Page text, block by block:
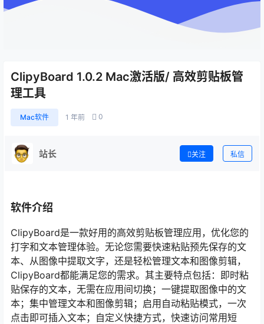
ClipyBoard 1.0.2 Mac激活版/ 高效剪贴板管
理工具
Mac软件 1 年前 0
站长 关注 私信
软件介绍
ClipyBoard是一款好用的高效剪贴板管理应用，优化您的
打字和文本管理体验。无论您需要快速粘贴预先保存的文
本、从图像中提取文字，还是轻松管理文本和图像剪辑，
ClipyBoard都能满足您的需求。其主要特点包括：即时粘
贴保存的文本，无需在应用间切换；一键提取图像中的文
本；集中管理文本和图像剪辑；启用自动粘贴模式，一次
点击即可插入文本；自定义快捷方式，快速访问常用短